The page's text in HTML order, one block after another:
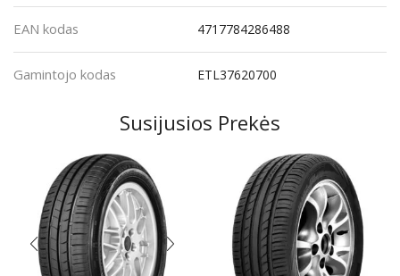
EAN kodas 4717784286488
Gamintojo kodas ETL37620700
Susijusios Prekės